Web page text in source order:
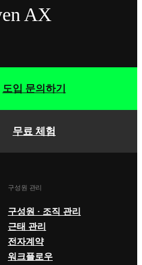
AX
무료 체험
도입 문의하기
구성원 관리
구성원 · 조직 관리
근태 관리
전자계약
워크플로우